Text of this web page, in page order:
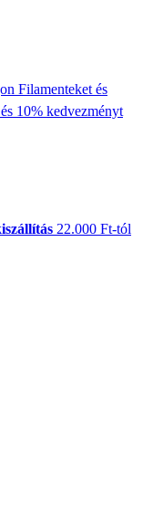
Filamenteket és
10% kedvezményt
22.000 Ft-tól